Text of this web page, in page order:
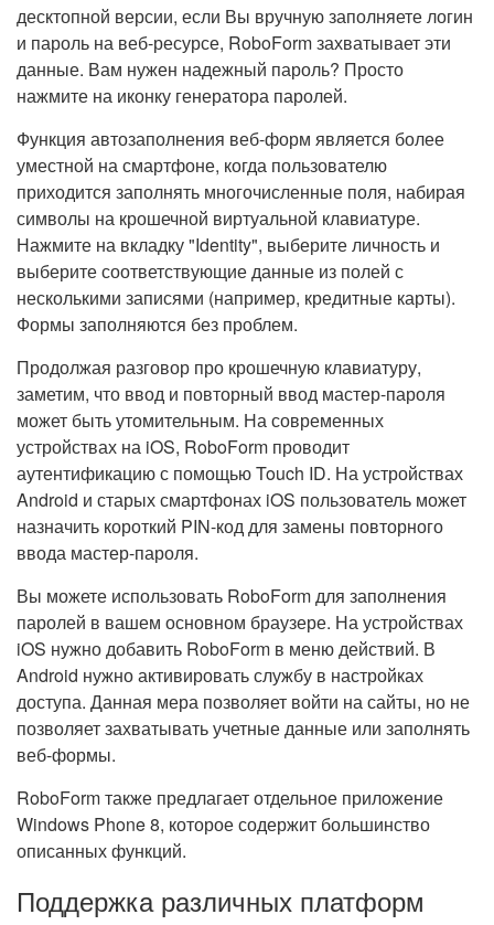
десктопной версии, если Вы вручную заполняете логин
и пароль на веб-ресурсе, RoboForm захватывает эти
данные. Вам нужен надежный пароль? Просто
нажмите на иконку генератора паролей.
Функция автозаполнения веб-форм является более
уместной на смартфоне, когда пользователю
приходится заполнять многочисленные поля, набирая
символы на крошечной виртуальной клавиатуре.
Нажмите на вкладку "Identity", выберите личность и
выберите соответствующие данные из полей с
несколькими записями (например, кредитные карты).
Формы заполняются без проблем.
Продолжая разговор про крошечную клавиатуру,
заметим, что ввод и повторный ввод мастер-пароля
может быть утомительным. На современных
устройствах на iOS, RoboForm проводит
аутентификацию с помощью Touch ID. На устройствах
Android и старых смартфонах iOS пользователь может
назначить короткий PIN-код для замены повторного
ввода мастер-пароля.
Вы можете использовать RoboForm для заполнения
паролей в вашем основном браузере. На устройствах
iOS нужно добавить RoboForm в меню действий. В
Android нужно активировать службу в настройках
доступа. Данная мера позволяет войти на сайты, но не
позволяет захватывать учетные данные или заполнять
веб-формы.
RoboForm также предлагает отдельное приложение
Windows Phone 8, которое содержит большинство
описанных функций.
Поддержка различных платформ